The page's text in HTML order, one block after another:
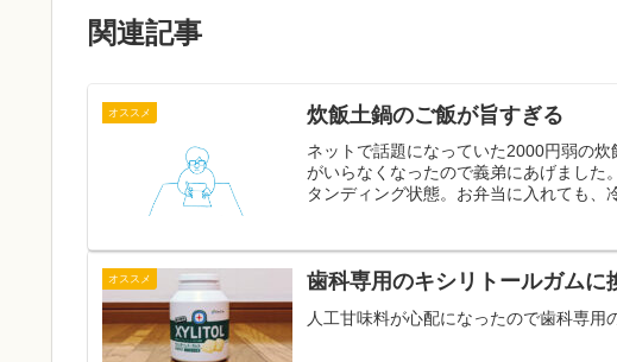
関連記事
オススメ 炊飯土鍋のご飯が旨すぎる
ネットで話題になっていた2000円弱の
がいらなくなったので義弟にあげました
タンディング状態。お弁当に入れても、
オススメ 歯科専用のキシリトールガムに
人工甘味料が心配になったので歯科専用